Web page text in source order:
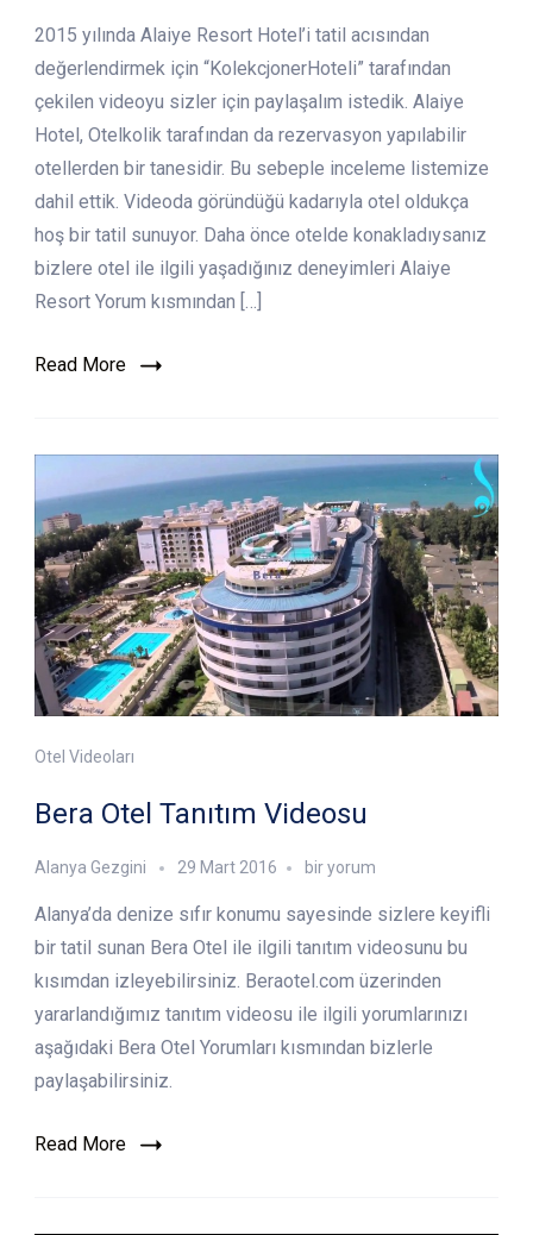
Resort
&
Hotel
2015 yılında Alaiye Resort Hotel’i tatil acısından
değerlendirmek için “KolekcjonerHoteli” tarafından
çekilen videoyu sizler için paylaşalım istedik. Alaiye
Hotel, Otelkolik tarafından da rezervasyon yapılabilir
otellerden bir tanesidir. Bu sebeple inceleme listemize
dahil ettik. Videoda göründüğü kadarıyla otel oldukça
hoş bir tatil sunuyor. Daha önce otelde konakladıysanız
bizlere otel ile ilgili yaşadığınız deneyimleri Alaiye
Resort Yorum kısmından […]
Read More
Otel Videoları
Bera Otel Tanıtım Videosu
Alanya Gezgini 29 Mart 2016
Bera
Tanıtım
Videosu
bir yorum
Alanya’da denize sıfır konumu sayesinde sizlere keyifli
bir tatil sunan Bera Otel ile ilgili tanıtım videosunu bu
kısımdan izleyebilirsiniz. Beraotel.com üzerinden
yararlandığımız tanıtım videosu ile ilgili yorumlarınızı
aşağıdaki Bera Otel Yorumları kısmından bizlerle
paylaşabilirsiniz.
Read More